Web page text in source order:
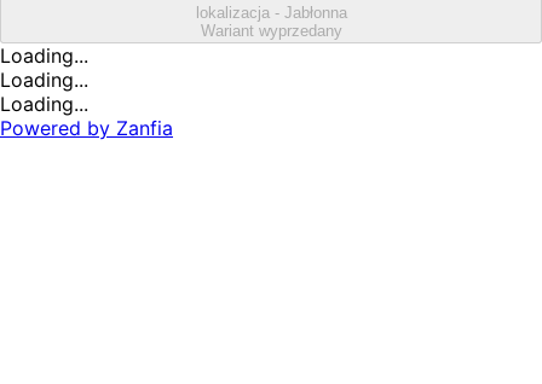
lokalizacja - Jabłonna
Wariant wyprzedany
Loading...
Loading...
Loading...
Powered by Zanfia